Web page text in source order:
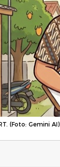
(Foto: Gemini AI)